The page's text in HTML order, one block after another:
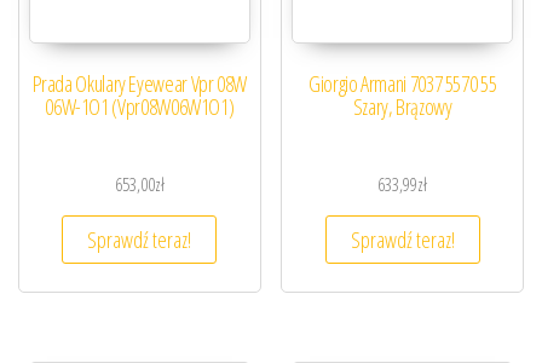
Prada Okulary Eyewear Vpr 08W
06W-1O1 (Vpr08W06W1O1)
653,00zł
Sprawdź teraz!
Giorgio Armani 7037 5570 55
Szary, Brązowy
633,99zł
Sprawdź teraz!